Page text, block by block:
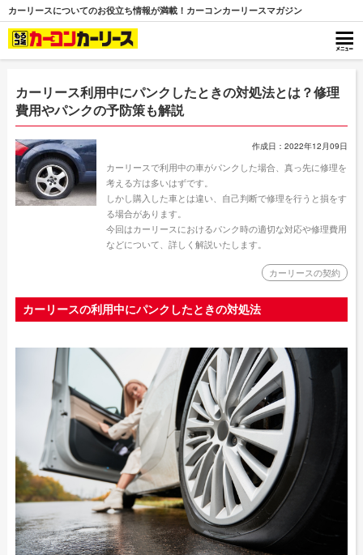
カーリースについてのお役立ち情報が満載！カーコンカーリースマガジン
カーリース利用中にパンクしたときの対処法とは？修理
費用やパンクの予防策も解説
作成日：2022年12月09日
カーリースで利用中の車がパンクした場合、真っ先に修理を
考える方は多いはずです。
しかし購入した車とは違い、自己判断で修理を行うと損をす
る場合があります。
今回はカーリースにおけるパンク時の適切な対応や修理費用
などについて、詳しく解説いたします。
カーリースの契約
カーリースの利用中にパンクしたときの対処法